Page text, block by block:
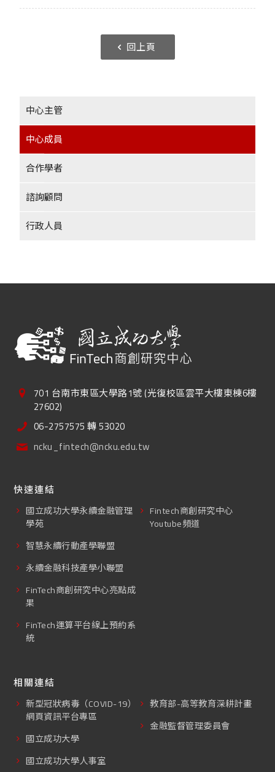
回上頁
中心主管
中心成員
合作學者
諮詢顧問
行政人員
701 台南市東區大學路1號 (光復校區雲平大樓東棟6樓
27602)
06-2757575 轉 53020
ncku_fintech@ncku.edu.tw
快速連結
國立成功大學永續金融管理
學苑
智慧永續行動產學聯盟
永續金融科技產學小聯盟
FinTech商創研究中心亮點成
果
FinTech運算平台線上預約系
統
Fintech商創研究中心
Youtube頻道
相關連結
新型冠狀病毒（COVID-19）
網頁資訊平台專區
國立成功大學
國立成功大學人事室
教育部-高等教育深耕計畫
金融監督管理委員會